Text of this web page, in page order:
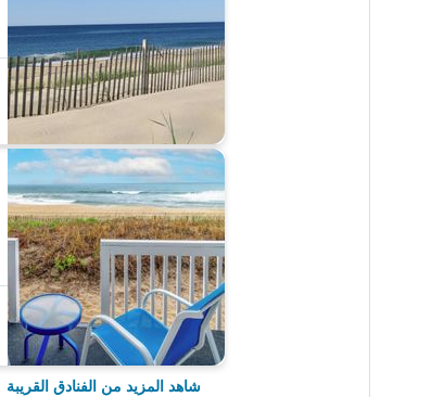
شاهد المزيد من الفنادق القريبة